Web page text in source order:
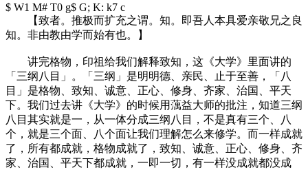
$ W1 M# T0 g$ G; K: k7 c
【致者。推极而扩充之谓。知。即吾人本具爱亲敬兄之良
知。非由教由学而始有也。】
讲完格物，印祖给我们解释致知，这《大学》里面讲的
「三纲八目」。「三纲」是明明德、亲民、止于至善，「八
目」是格物、致知、诚意、正心、修身、齐家、治国、平天
下。我们过去讲《大学》的时候用蕅益大师的批注，知道三纲
八目其实就是一，从一体分成三纲八目，不是真有三个、八
个，就是三个面、八个面让我们理解怎么来修学。而一样成就
了，所有都成就，格物成就了，致知、诚意、正心、修身、齐
家、治国、平天下都成就，一即一切，有一样没成就都没成